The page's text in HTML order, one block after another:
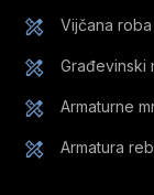
Vijčana roba
Građevinski
Armaturne
Armatura